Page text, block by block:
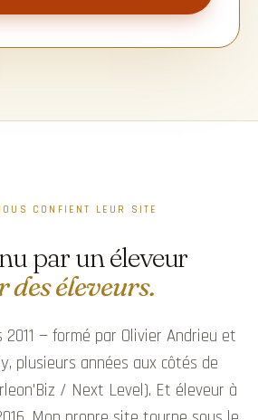
CONFIENT LEUR SITE
par un éleveur
des éleveurs.
2011 — formé par Olivier Andrieu et
plusieurs années aux côtés de
/ Next Level). Et éleveur à